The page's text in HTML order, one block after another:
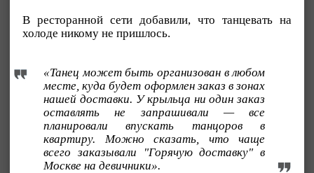
В ресторанной сети добавили, что танцевать на
холоде никому не пришлось.
«Танец может быть организован в любом
месте, куда будет оформлен заказ в зонах
нашей доставки. У крыльца ни один заказ
оставлять не запрашивали — все
планировали впускать танцоров в
квартиру. Можно сказать, что чаще
всего заказывали "Горячую доставку" в
Москве на девичники».